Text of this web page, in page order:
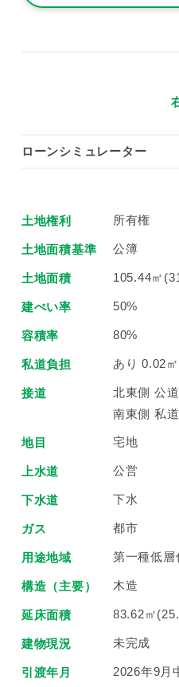
ローンシミュレーター
土地権利 所有権
土地面積基準 公簿
土地面積 105.44㎡
建ぺい率 50%
容積率 80%
私道負担 あり 0.02㎡
接道
北東側 公
南東側 私
地目 宅地
上水道 公営
下水道 下水
ガス 都市
用途地域 第一種低層
構造（主要） 木造
延床面積 83.62㎡
建物現況 未完成
引渡年月 2026年9月